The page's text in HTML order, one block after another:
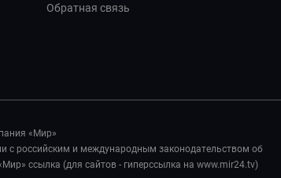
Обратная связь
«Мир»
с российским и международным законодательством об
ссылка (для сайтов - гиперссылка на www.mir24.tv)